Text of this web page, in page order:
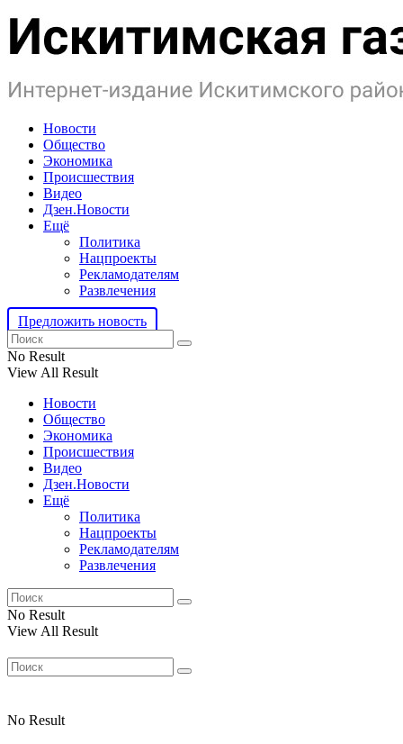
Новости
Общество
Экономика
Происшествия
Видео
Дзен.Новости
Ещё
Политика
Нацпроекты
Рекламодателям
Развлечения
Предложить новость
No Result
View All Result
Новости
Общество
Экономика
Происшествия
Видео
Дзен.Новости
Ещё
Политика
Нацпроекты
Рекламодателям
Развлечения
No Result
View All Result
No Result